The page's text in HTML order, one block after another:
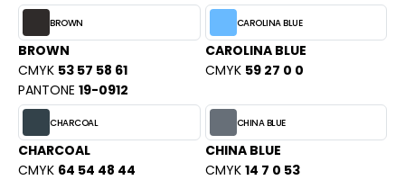
SHIRT
PROFESSIONNELLE
- BLOUSON
HOODS
T'S
BROWN
BROWN
CMYK 53 57 58 61
PANTONE 19-0912
CAROLINA BLUE
CAROLINA BLUE
CMYK 59 27 0 0
CHARCOAL
CHARCOAL
CMYK 64 54 48 44
CHINA BLUE
CHINA BLUE
CMYK 14 7 0 53